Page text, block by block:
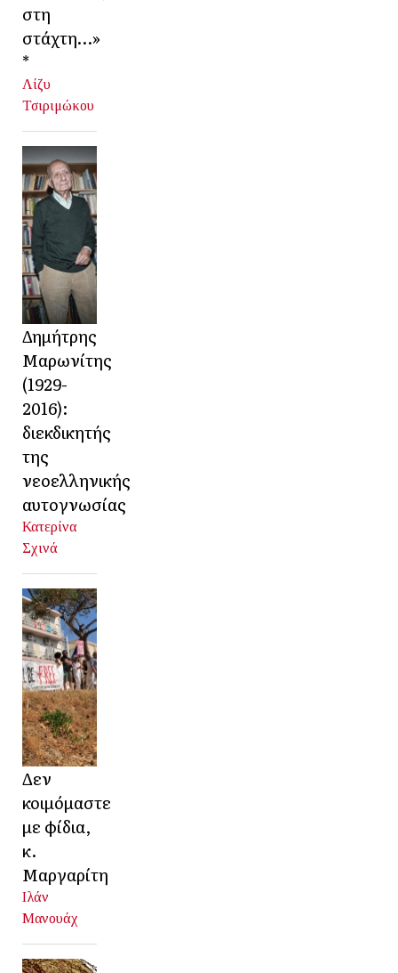
στη
στάχτη…»
*
Λίζυ
Τσιριμώκου
Δημήτρης
Μαρωνίτης
(1929-
2016):
διεκδικητής
της
νεοελληνικής
αυτογνωσίας
Κατερίνα
Σχινά
Δεν
κοιμόμαστε
με φίδια,
κ.
Μαργαρίτη
Ιλάν
Μανουάχ